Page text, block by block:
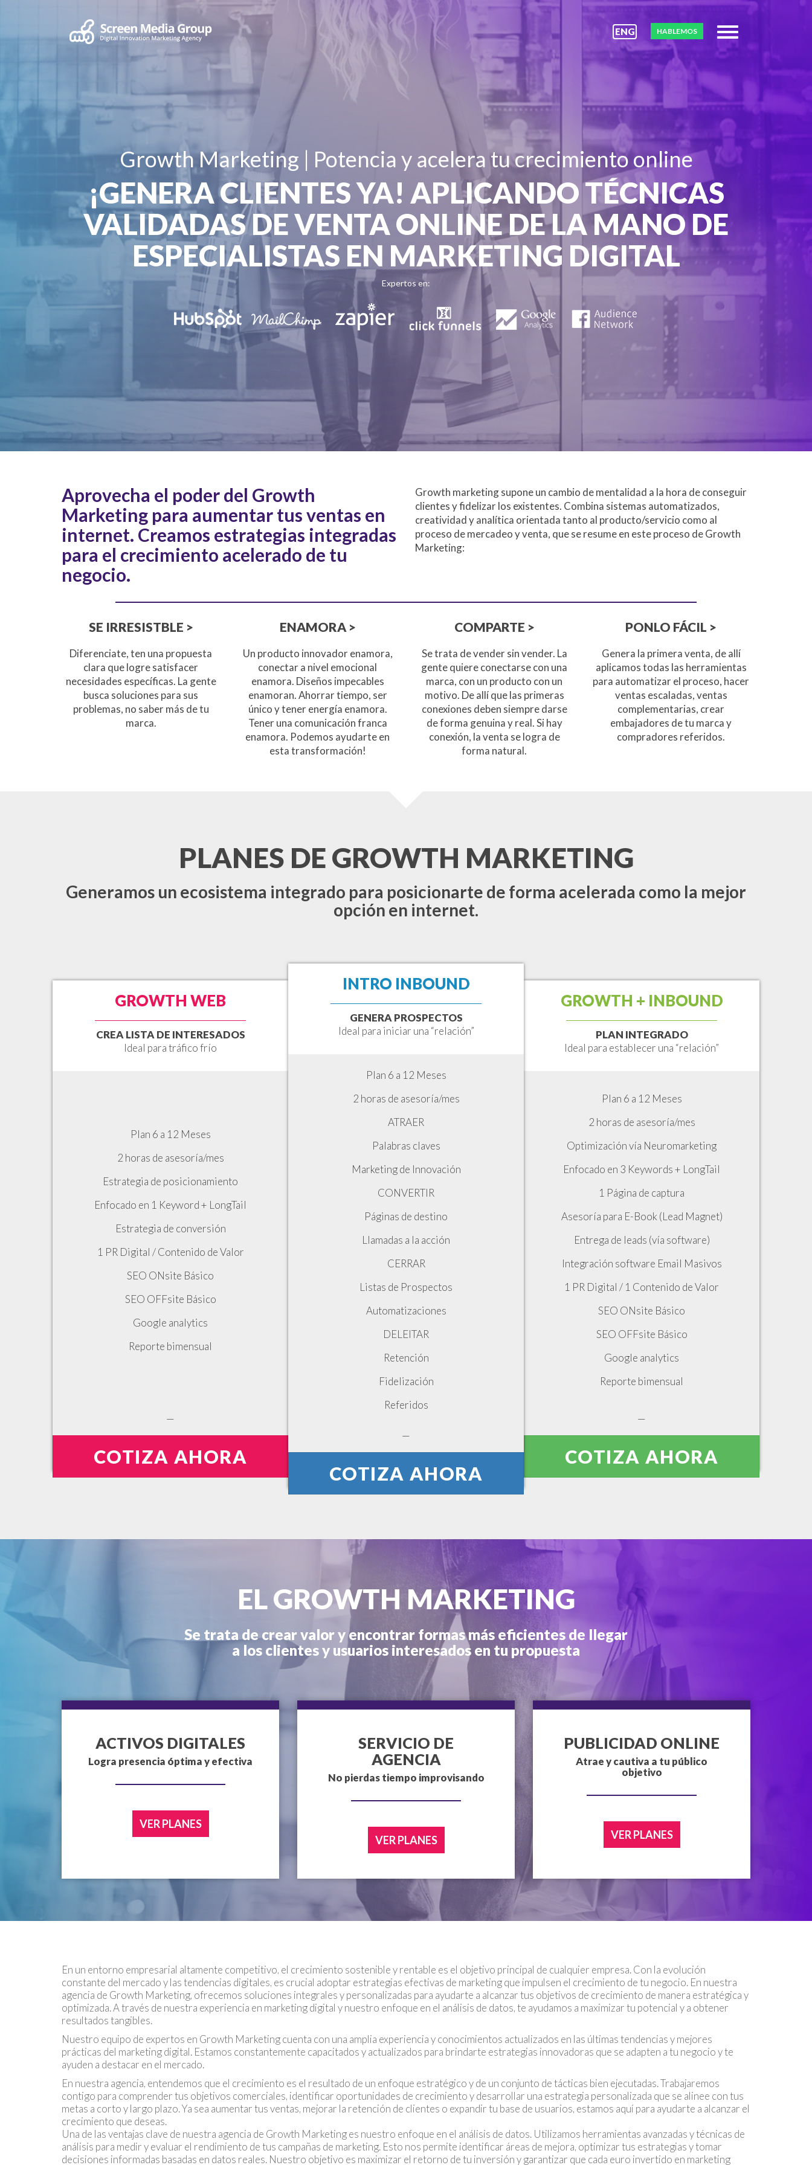
ENG HABLEMOS
Growth Marketing | Potencia y acelera tu crecimiento online
¡GENERA CLIENTES YA! APLICANDO TÉCNICAS
VALIDADAS DE VENTA ONLINE DE LA MANO DE
ESPECIALISTAS EN MARKETING DIGITAL
Expertos en:
Aprovecha el poder del Growth
Marketing para aumentar tus ventas en
internet. Creamos estrategias integradas
para el crecimiento acelerado de tu
negocio.
Growth marketing supone un cambio de mentalidad a la hora de conseguir
clientes y fidelizar los existentes. Combina sistemas automatizados,
creatividad y analítica orientada tanto al producto/servicio como al
proceso de mercadeo y venta, que se resume en este proceso de Growth
Marketing:
SE IRRESISTBLE >
Diferenciate, ten una propuesta
clara que logre satisfacer
necesidades específicas. La gente
busca soluciones para sus
problemas, no saber más de tu
marca.
ENAMORA >
Un producto innovador enamora,
conectar a nivel emocional
enamora. Diseños impecables
enamoran. Ahorrar tiempo, ser
único y tener energía enamora.
Tener una comunicación franca
enamora. Podemos ayudarte en
esta transformación!
COMPARTE >
Se trata de vender sin vender. La
gente quiere conectarse con una
marca, con un producto con un
motivo. De allí que las primeras
conexiones deben siempre darse
de forma genuina y real. Si hay
conexión, la venta se logra de
forma natural.
PONLO FÁCIL >
Genera la primera venta, de allí
aplicamos todas las herramientas
para automatizar el proceso, hacer
ventas escaladas, ventas
complementarias, crear
embajadores de tu marca y
compradores referidos.
PLANES DE GROWTH MARKETING
Generamos un ecosistema integrado para posicionarte de forma acelerada como la mejor
opción en internet.
GROWTH WEB
CREA LISTA DE INTERESADOS
Ideal para tráfico frío
Plan 6 a 12 Meses
2 horas de asesoría/mes
Estrategia de posicionamiento
Enfocado en 1 Keyword + LongTail
Estrategia de conversión
1 PR Digital / Contenido de Valor
SEO ONsite Básico
SEO OFFsite Básico
Google analytics
Reporte bimensual
—
COTIZA AHORA
INTRO INBOUND
GENERA PROSPECTOS
Ideal para iniciar una “relación”
Plan 6 a 12 Meses
2 horas de asesoría/mes
ATRAER
Palabras claves
Marketing de Innovación
CONVERTIR
Páginas de destino
Llamadas a la acción
CERRAR
Listas de Prospectos
Automatizaciones
DELEITAR
Retención
Fidelización
Referidos
—
COTIZA AHORA
GROWTH + INBOUND
PLAN INTEGRADO
Ideal para establecer una “relación”
Plan 6 a 12 Meses
2 horas de asesoría/mes
Optimización vía Neuromarketing
Enfocado en 3 Keywords + LongTail
1 Página de captura
Asesoría para E-Book (Lead Magnet)
Entrega de leads (vía software)
Integración software Email Masivos
1 PR Digital / 1 Contenido de Valor
SEO ONsite Básico
SEO OFFsite Básico
Google analytics
Reporte bimensual
—
COTIZA AHORA
EL GROWTH MARKETING
Se trata de crear valor y encontrar formas más eficientes de llegar
a los clientes y usuarios interesados en tu propuesta
ACTIVOS DIGITALES
Logra presencia óptima y efectiva
VER PLANES
SERVICIO DE
AGENCIA
No pierdas tiempo improvisando
VER PLANES
PUBLICIDAD ONLINE
Atrae y cautiva a tu público
objetivo
VER PLANES
En un entorno empresarial altamente competitivo, el crecimiento sostenible y rentable es el objetivo principal de cualquier empresa. Con la evolución
constante del mercado y las tendencias digitales, es crucial adoptar estrategias efectivas de marketing que impulsen el crecimiento de tu negocio. En nuestra
agencia de Growth Marketing, ofrecemos soluciones integrales y personalizadas para ayudarte a alcanzar tus objetivos de crecimiento de manera estratégica y
optimizada. A través de nuestra experiencia en marketing digital y nuestro enfoque en el análisis de datos, te ayudamos a maximizar tu potencial y a obtener
resultados tangibles.
Nuestro equipo de expertos en Growth Marketing cuenta con una amplia experiencia y conocimientos actualizados en las últimas tendencias y mejores
prácticas del marketing digital. Estamos constantemente capacitados y actualizados para brindarte estrategias innovadoras que se adapten a tu negocio y te
ayuden a destacar en el mercado.
En nuestra agencia, entendemos que el crecimiento es el resultado de un enfoque estratégico y de un conjunto de tácticas bien ejecutadas. Trabajaremos
contigo para comprender tus objetivos comerciales, identificar oportunidades de crecimiento y desarrollar una estrategia personalizada que se alinee con tus
metas a corto y largo plazo. Ya sea aumentar tus ventas, mejorar la retención de clientes o expandir tu base de usuarios, estamos aquí para ayudarte a alcanzar el
crecimiento que deseas.
Una de las ventajas clave de nuestra agencia de Growth Marketing es nuestro enfoque en el análisis de datos. Utilizamos herramientas avanzadas y técnicas de
análisis para medir y evaluar el rendimiento de tus campañas de marketing. Esto nos permite identificar áreas de mejora, optimizar tus estrategias y tomar
decisiones informadas basadas en datos reales. Nuestro objetivo es maximizar el retorno de tu inversión y garantizar que cada euro invertido en marketing